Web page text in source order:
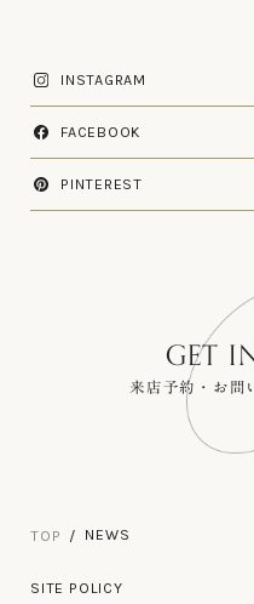
INSTAGRAM
FACEBOOK
PINTEREST
GET
来店予約・お問
TO P
NEWS
S ITE P O LI CY